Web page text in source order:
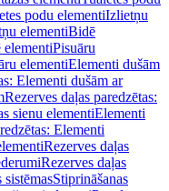
podu elementiIzlietņu
elementiBidē
elementiPisuāru
elementiElementi dušām
Elementi dušām ar
Rezerves daļas paredzētas:
sienu elementiElementi
Elementi
Rezerves daļas
Rezerves daļas
sistēmasStiprināšanas